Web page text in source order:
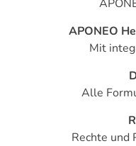
APONEO
Mit
Alle
Rechte und